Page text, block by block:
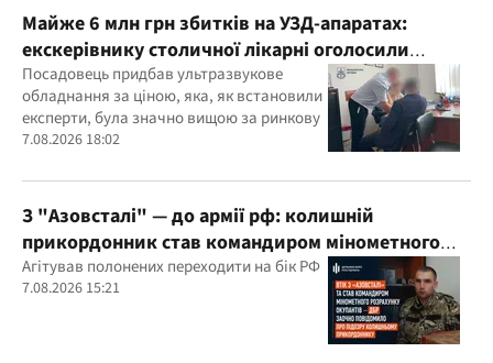
Майже 6 млн грн збитків на УЗД-апаратах:
екскерівнику столичної лікарні оголосили
підозру
Посадовець придбав ультразвукове
обладнання за ціною, яка, як встановили
експерти, була значно вищою за ринкову
7.08.2026 18:02
З "Азовсталі" — до армії рф: колишній
прикордонник став командиром мінометного
розрахунку окупантів
Агітував полонених переходити на бік РФ
7.08.2026 15:21